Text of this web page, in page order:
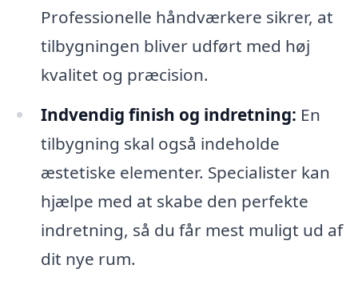
Professionelle håndværkere sikrer, at
tilbygningen bliver udført med høj
kvalitet og præcision.
Indvendig finish og indretning: En
tilbygning skal også indeholde
æstetiske elementer. Specialister kan
hjælpe med at skabe den perfekte
indretning, så du får mest muligt ud af
dit nye rum.